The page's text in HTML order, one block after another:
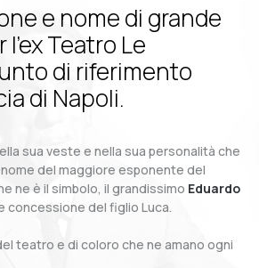
e nome di grande
Teatro Le
di riferimento
di Napoli.
sua veste e nella sua personalità che
nome del maggiore esponente del
ne è il simbolo, il grandissimo Eduardo
concessione del figlio Luca.
teatro e di coloro che ne amano ogni